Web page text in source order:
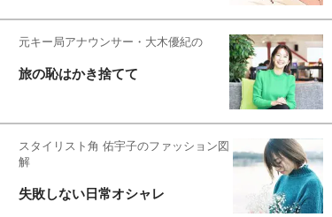
元キー局アナウンサー・大木優紀の
旅の恥はかき捨てて
スタイリスト角 佑宇子のファッション図
解
失敗しない日常オシャレ